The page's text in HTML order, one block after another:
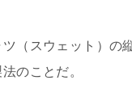
（スウェット）の
のことだ。